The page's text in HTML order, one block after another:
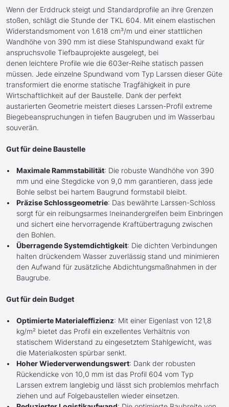
Wenn der Erddruck steigt und Standardprofile an ihre Grenzen
stoßen, schlägt die Stunde der TKL 604. Mit einem elastischen
Widerstandsmoment von 1.618 cm³/m und einer stattlichen
Wandhöhe von 390 mm ist diese Stahlspundwand exakt für
anspruchsvolle Tiefbauprojekte ausgelegt, bei
denen leichtere Profile wie die 603er-Reihe statisch passen
müssen. Jede einzelne Spundwand vom Typ Larssen dieser Güte
transformiert die enorme statische Tragfähigkeit in pure
Wirtschaftlichkeit auf der Baustelle. Dank der perfekt
austarierten Geometrie meistert dieses Larssen-Profil extreme
Biegebeanspruchungen in tiefen Baugruben und im Wasserbau
souverän.
Gut für deine Baustelle
Maximale Rammstabilität: Die robuste Wandhöhe von 390
mm und eine Stegdicke von 9,0 mm garantieren, dass jede
Bohle selbst bei hartem Baugrund formstabil bleibt.
Präzise Schlossgeometrie: Das bewährte Larssen-Schloss
sorgt für ein reibungsarmes Ineinandergreifen beim Einbringen
und sichert eine hervorragende Kraftübertragung zwischen
den Bohlen.
Überragende Systemdichtigkeit: Die dichten Verbindungen
halten drückendem Wasser zuverlässig stand und minimieren
den Aufwand für zusätzliche Abdichtungsmaßnahmen in der
Baugrube.
Gut für dein Budget
Optimierte Materialeffizienz: Mit einer Eigenlast von 121,8
kg/m² bietet das Profil ein exzellentes Verhältnis von
statischem Widerstand zu eingesetztem Stahlgewicht, was
die Materialkosten spürbar senkt.
Hoher Wiederverwendungswert: Dank der robusten
Rückendicke von 10,0 mm ist das Profil 604 vom Typ
Larssen extrem langlebig und lässt sich problemlos mehrfach
ziehen und auf Folgebaustellen wieder einsetzen.